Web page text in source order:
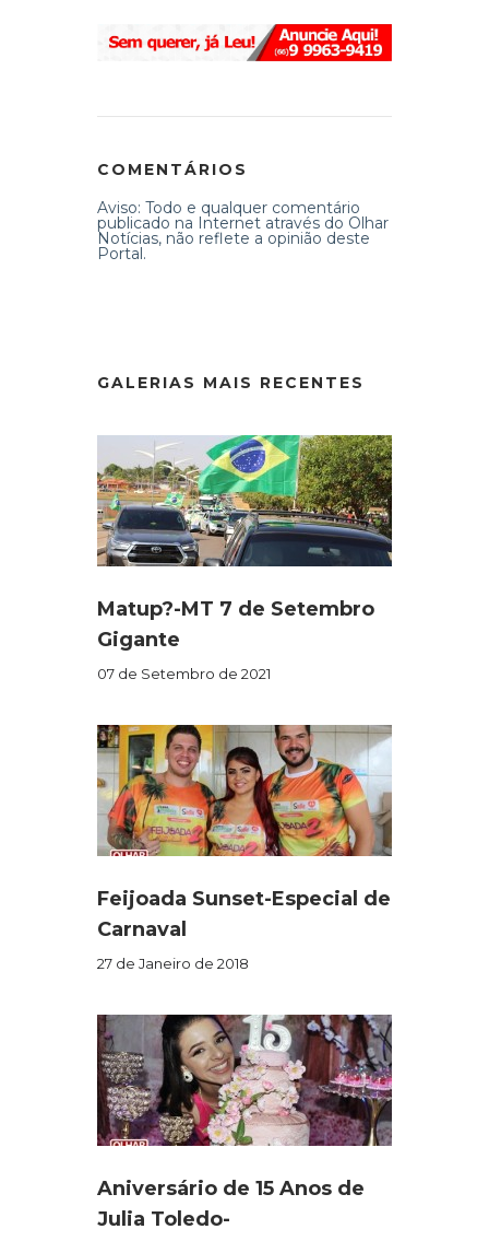
COMENTÁRIOS
Aviso: Todo e qualquer comentário
publicado na Internet através do Olhar
Notícias, não reflete a opinião deste
Portal.
GALERIAS MAIS RECENTES
Matup?-MT 7 de Setembro
Gigante
07 de Setembro de 2021
Feijoada Sunset-Especial de
Carnaval
27 de Janeiro de 2018
Aniversário de 15 Anos de
Julia Toledo-